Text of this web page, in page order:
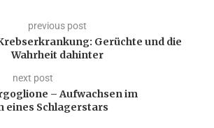
previous post
Gerüchte und die
Wahrheit dahinter
next post
– Aufwachsen im
eines Schlagerstars